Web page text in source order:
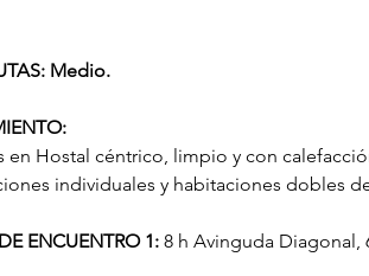
Medio.
en Hostal céntrico, limpio y con
individuales y habitaciones dobles
ENCUENTRO 1: 8 h Avinguda Diagonal,